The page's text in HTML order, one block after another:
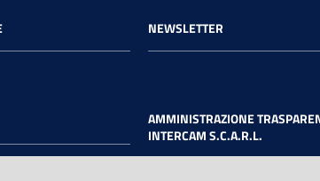
NEWSLETTER
AMMINISTRAZIONE
INTERCAM S.C.A.R.L.